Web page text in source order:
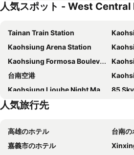
エバーグリーン プラザ ホテル 台南 (台糖長榮酒店)
28
Provintia Hotel
Hotel
ザ プリンス ホテル (太子大飯店)
シティ
Changyu Hotel
Hotel
Kindness Hotel - Tainan Chihkan Tower
Hotel
Roaders Hotel Tainan ChengDa
カインドネス ホテル ミンシェン (康橋商旅 - 民生館)
Maple Hotel
ラ プ
Hotel A
ベイカー スト
人気スポット - West
Tainan Train Station
Kaohsiung Arena Station
Kaohsiung Formosa Boulevard Station
台南空港
Kaohsiung Liouhe Night Market
85
Kaohsiung 85 Sky Tower
Tainan High Speed Rail Station
Tainan Flowers Night Market
人気旅行先
高雄のホテル
台南の
嘉義市のホテル